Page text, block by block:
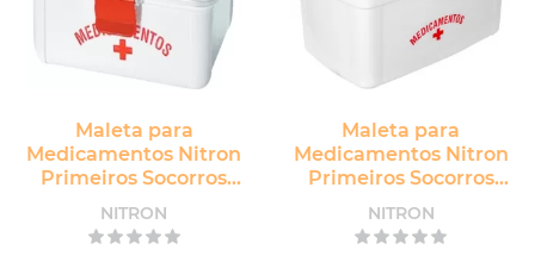
Maleta para
Medicamentos Nitron
Primeiros Socorros
Media sem Divisória
NITRON
Maleta para
Medicamentos Nitron
Primeiros Socorros
Grande com Divisória
NITRON